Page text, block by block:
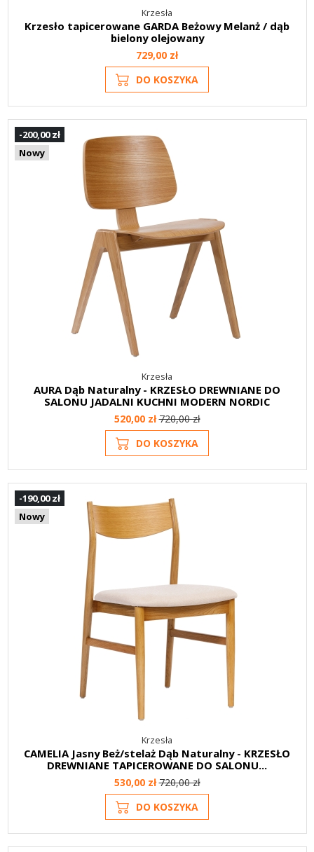
Krzesła
Krzesło tapicerowane GARDA Beżowy Melanż / dąb
bielony olejowany
729,00 zł
DO KOSZYKA
-200,00 zł
Nowy
Krzesła
AURA Dąb Naturalny - KRZESŁO DREWNIANE DO
SALONU JADALNI KUCHNI MODERN NORDIC
520,00 zł720,00 zł
DO KOSZYKA
-190,00 zł
Nowy
Krzesła
CAMELIA Jasny Beż/stelaż Dąb Naturalny - KRZESŁO
DREWNIANE TAPICEROWANE DO SALONU...
530,00 zł720,00 zł
DO KOSZYKA